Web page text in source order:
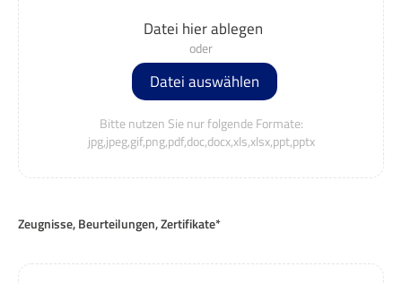
Datei hier ablegen
Datei auswählen
Bitte nutzen Sie nur folgende Formate:
jpg,jpeg,gif,png,pdf,doc,docx,xls,xlsx,ppt,pptx
Zeugnisse, Beurteilungen, Zertifikate*